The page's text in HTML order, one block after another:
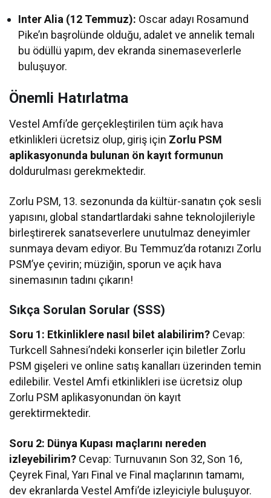
Inter Alia (12 Temmuz): Oscar adayı Rosamund
Pike’ın başrolünde olduğu, adalet ve annelik temalı
bu ödüllü yapım, dev ekranda sinemaseverlerle
buluşuyor.
Önemli Hatırlatma
Vestel Amfi’de gerçekleştirilen tüm açık hava
etkinlikleri ücretsiz olup, giriş için Zorlu PSM
aplikasyonunda bulunan ön kayıt formunun
doldurulması gerekmektedir.
Zorlu PSM, 13. sezonunda da kültür-sanatın çok sesli
yapısını, global standartlardaki sahne teknolojileriyle
birleştirerek sanatseverlere unutulmaz deneyimler
sunmaya devam ediyor. Bu Temmuz’da rotanızı Zorlu
PSM’ye çevirin; müziğin, sporun ve açık hava
sinemasının tadını çıkarın!
Sıkça Sorulan Sorular (SSS)
Soru 1: Etkinliklere nasıl bilet alabilirim? Cevap:
Turkcell Sahnesi’ndeki konserler için biletler Zorlu
PSM gişeleri ve online satış kanalları üzerinden temin
edilebilir. Vestel Amfi etkinlikleri ise ücretsiz olup
Zorlu PSM aplikasyonundan ön kayıt
gerektirmektedir.
Soru 2: Dünya Kupası maçlarını nereden
izleyebilirim? Cevap: Turnuvanın Son 32, Son 16,
Çeyrek Final, Yarı Final ve Final maçlarının tamamı,
dev ekranlarda Vestel Amfi’de izleyiciyle buluşuyor.